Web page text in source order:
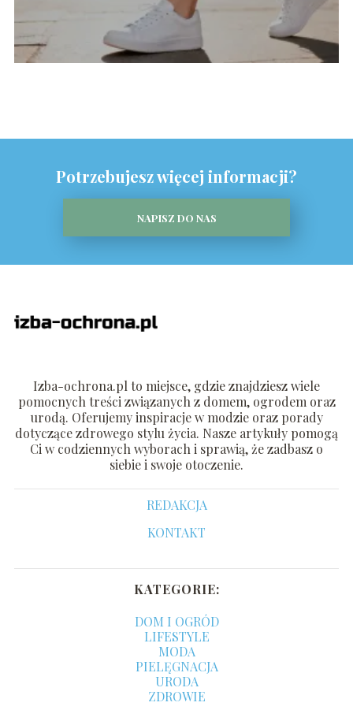
Potrzebujesz więcej informacji?
NAPISZ DO NAS
Izba-ochrona.pl to miejsce, gdzie znajdziesz wiele
pomocnych treści związanych z domem, ogrodem oraz
urodą. Oferujemy inspiracje w modzie oraz porady
dotyczące zdrowego stylu życia. Nasze artykuły pomogą
Ci w codziennych wyborach i sprawią, że zadbasz o
siebie i swoje otoczenie.
REDAKCJA
KONTAKT
KATEGORIE:
DOM I OGRÓD
LIFESTYLE
MODA
PIELĘGNACJA
URODA
ZDROWIE